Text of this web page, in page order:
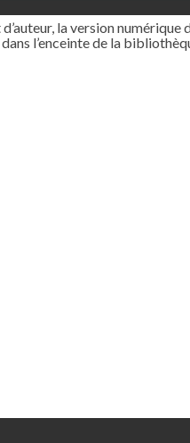
la version numérique
l’enceinte de la